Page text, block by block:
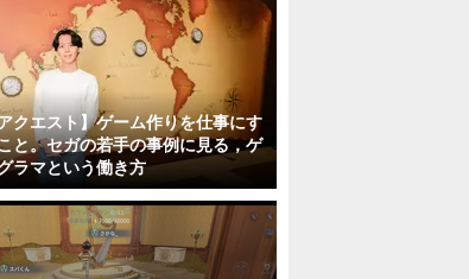
クエスト】ゲーム作りを仕事にす
と。セガの若手の事例に見る，ゲ
ラマという働き方